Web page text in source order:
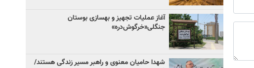
آغاز عملیات تجهیز و بهسازی بوستان
جنگلی«خرگوش‌دره»
شهدا حامیان معنوی و راهبر مسیر زندگی هستند/